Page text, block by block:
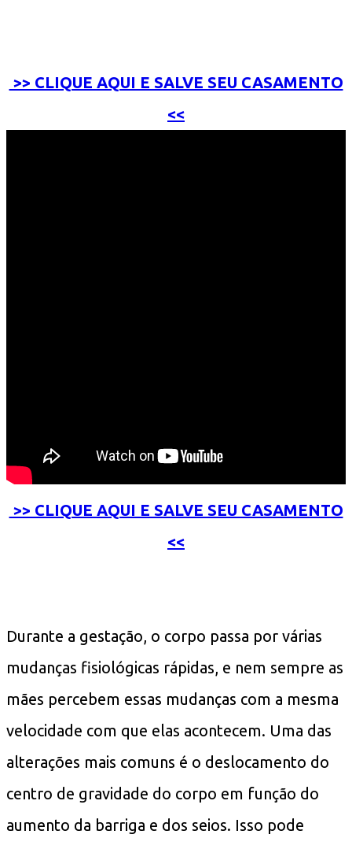
>> CLIQUE AQUI E SALVE SEU CASAMENTO
<<
>> CLIQUE AQUI E SALVE SEU CASAMENTO
<<
Durante a gestação, o corpo passa por várias
mudanças fisiológicas rápidas, e nem sempre as
mães percebem essas mudanças com a mesma
velocidade com que elas acontecem. Uma das
alterações mais comuns é o deslocamento do
centro de gravidade do corpo em função do
aumento da barriga e dos seios. Isso pode